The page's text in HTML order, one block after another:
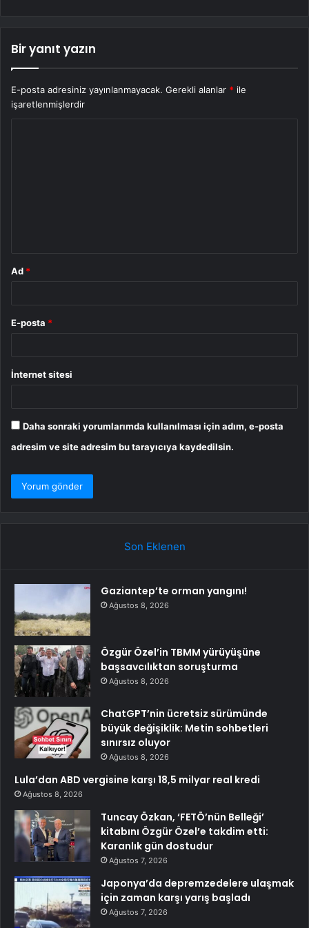
Bir yanıt yazın
E-posta adresiniz yayınlanmayacak. Gerekli alanlar * ile
işaretlenmişlerdir
Ad *
E-posta *
İnternet sitesi
Daha sonraki yorumlarımda kullanılması için adım, e-posta
adresim ve site adresim bu tarayıcıya kaydedilsin.
Son Eklenen
Gaziantep’te orman yangını!
Ağustos 8, 2026
Özgür Özel’in TBMM yürüyüşüne
başsavcılıktan soruşturma
Ağustos 8, 2026
ChatGPT’nin ücretsiz sürümünde
büyük değişiklik: Metin sohbetleri
sınırsız oluyor
Ağustos 8, 2026
Lula’dan ABD vergisine karşı 18,5 milyar real kredi
Ağustos 8, 2026
Tuncay Özkan, ‘FETÖ’nün Belleği’
kitabını Özgür Özel’e takdim etti:
Karanlık gün dostudur
Ağustos 7, 2026
Japonya’da depremzedelere ulaşmak
için zaman karşı yarış başladı
Ağustos 7, 2026